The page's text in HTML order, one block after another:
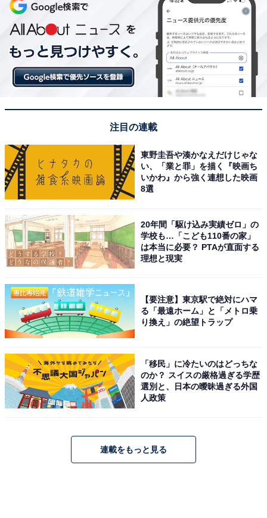
今後については、「老後資金はためたい。だが現時点で
厳しい。習い事は子供のために削れない。どこを削ろう
かという感じで考えています」とコメントしました。
【おすすめ記事】
・
専業主婦・夫の年収400万円「特に問題なく過ごせてい
・
「値上がりが厳しい…子どもに苦労かけたくない」世帯
年収600万円、4人家族の1カ月のリアルな収支内訳
年収480万円・都内1人暮らしの27歳女性「光熱費がつら
い。仕事がストレス」1カ月のリアルな家計簿は？
・
「日々いろいろなものが値上がり……何とかしたい」世
帯年収800万円夫婦、1カ月のリアルな収支内訳は？
・
「住宅ローンの負担が大きい。売却も検討」世帯年収
1400万円夫婦、1カ月のリアルな収支内訳は？
注目の連載
東野圭吾や湊かなえだけじゃな
い、「業と罪」を描く『映画ち
いかわ』から強く連想した映画
8選
20年間「駆け込み実績ゼロ」の
学校も…「こども110番の家」
は本当に必要？ PTAが直面する
理想と現実
【要注意】東京駅で絶対にハマ
る「最遠ホーム」と「メトロ乗
り換え」の絶望トラップ
「移民」に冷たいのはどっちな
のか？ スイスの厳格過ぎる学歴
選別と、日本の曖昧過ぎる外国
人政策
連載をもっと見る